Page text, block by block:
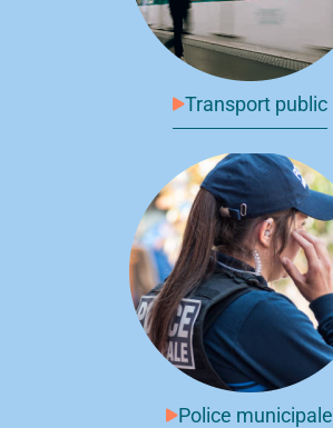
Transport public
Police municipale